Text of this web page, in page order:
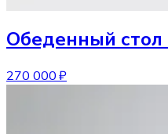
Обеденный стол
270 000 ₽